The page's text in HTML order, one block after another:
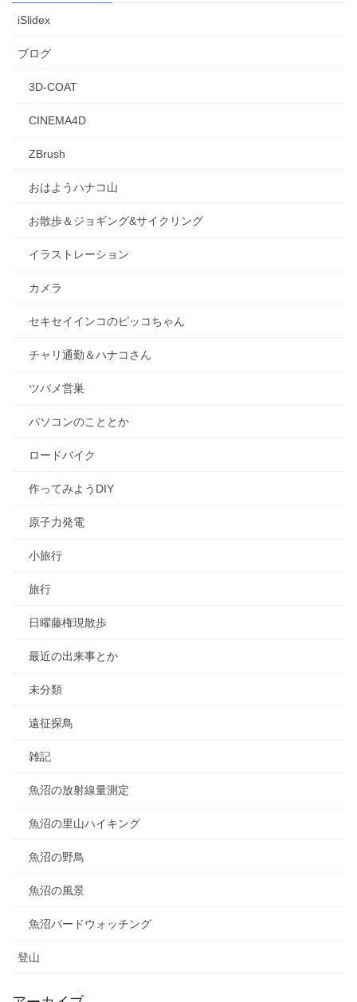
iSlidex
ブログ
3D-COAT
CINEMA4D
ZBrush
おはようハナコ山
お散歩＆ジョギング&サイクリング
イラストレーション
カメラ
セキセイインコのピッコちゃん
チャリ通勤＆ハナコさん
ツバメ営巣
パソコンのこととか
ロードバイク
作ってみようDIY
原子力発電
小旅行
旅行
日曜藤権現散歩
最近の出来事とか
未分類
遠征探鳥
雑記
魚沼の放射線量測定
魚沼の里山ハイキング
魚沼の野鳥
魚沼の風景
魚沼バードウォッチング
登山